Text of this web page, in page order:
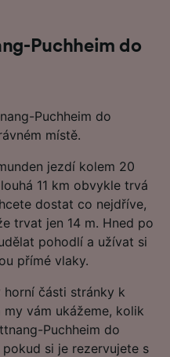
Puchheim do
Puchheim do
místě.
jezdí kolem 20
11 km obvykle trvá
dostat co nejdříve,
trvat jen 14 m. Hned po
pohodlí a užívat si
přímé vlaky.
horní části stránky k
vám ukážeme, kolik
Puchheim do
si je rezervujete s